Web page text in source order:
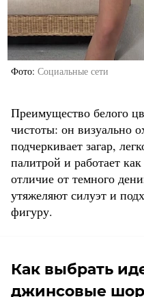
Фото Социальные сети
Преимущество белого
чистоты: он визуально
подчеркивает загар,
палитрой и работает
отличие от темного
утяжеляют силуэт и
фигуру.
Как выбрать
джинсовые